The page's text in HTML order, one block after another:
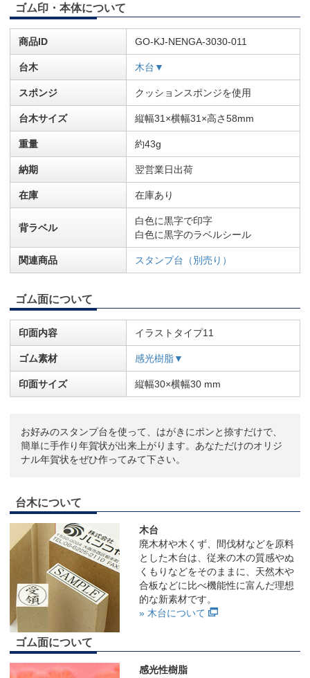
ゴム印・本体について
商品ID GO-KJ-NENGA-3030-011
台木 木台▼
スポンジ クッションスポンジを使用
台木サイズ 縦幅31×横幅31×高さ58mm
重量 約43g
納期 翌営業日出荷
在庫 在庫あり
背ラベル
白色に黒字で印字
白色に黒字のラベルシール
関連商品 スタンプ台（別売り）
ゴム面について
印面内容 イラストタイプ11
ゴム素材 感光樹脂▼
印面サイズ 縦幅30×横幅30 mm
お好みのスタンプ台を使って、はがきにポンと捺すだけで、
簡単に手作り年賀状が出来上がります。あなただけのオリジ
ナル年賀状をぜひ作ってみて下さい。
台木について
木台
廃木材や木くず、間伐材などを原料
とした木台は、従来の木の質感やぬ
くもりなどをそのままに、天然木や
合板などに比べ機能性に富んだ理想
的な新素材です。
» 木台について
ゴム面について
感光性樹脂